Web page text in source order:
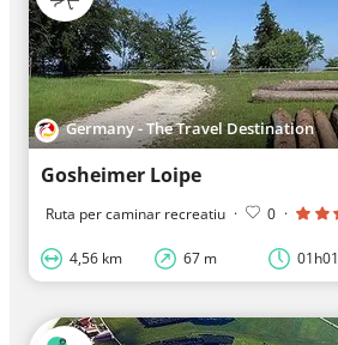
Germany - The Travel Destination
Gosheimer Loipe
Ruta per caminar recreatiu · 0 ·
4,56 km 67 m 01h01